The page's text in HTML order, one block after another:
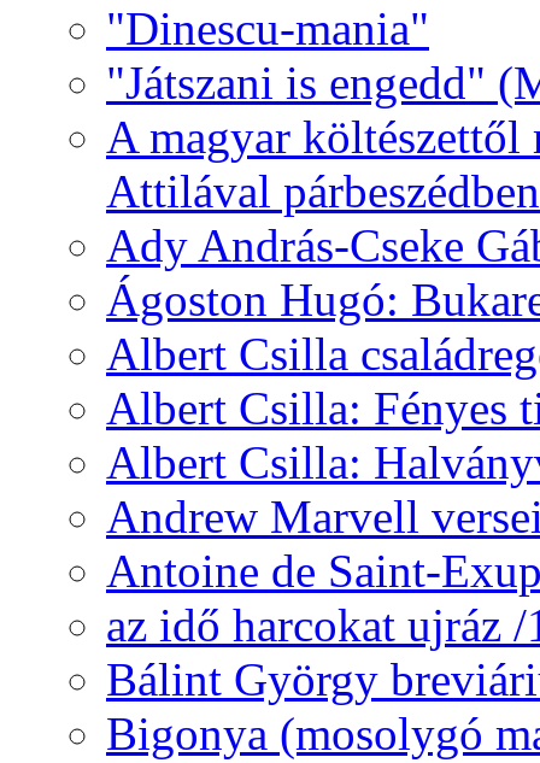
"Dinescu-mania"
"Játszani is engedd"
A magyar
Attilával párbeszédben
Ady András-Cseke
Ágoston Hugó:
Albert Csilla
Albert Csilla: Fényes
Albert Csilla:
Andrew Marvell
Antoine de Saint-
az idő harcokat ujráz
Bálint György
Bigonya (mosolygó